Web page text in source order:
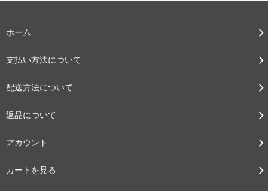
ホーム
支払い方法について
配送方法について
返品について
アカウント
カートを見る